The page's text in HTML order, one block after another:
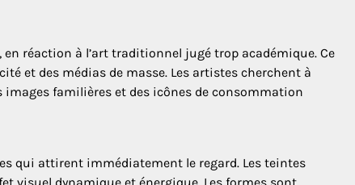
en réaction à l’art traditionnel jugé trop académique. Ce
et des médias de masse. Les artistes cherchent à
familières et des icônes de consommation
qui attirent immédiatement le regard. Les teintes